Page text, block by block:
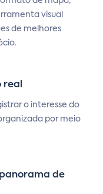
visual
de melhores
real
o interesse do
por meio
de